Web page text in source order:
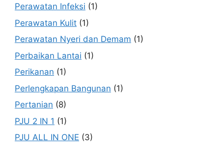
Perawatan Infeksi (1)
Perawatan Kulit (1)
Perawatan Nyeri dan Demam (1)
Perbaikan Lantai (1)
Perikanan (1)
Perlengkapan Bangunan (1)
Pertanian (8)
PJU 2 IN 1 (1)
PJU ALL IN ONE (3)